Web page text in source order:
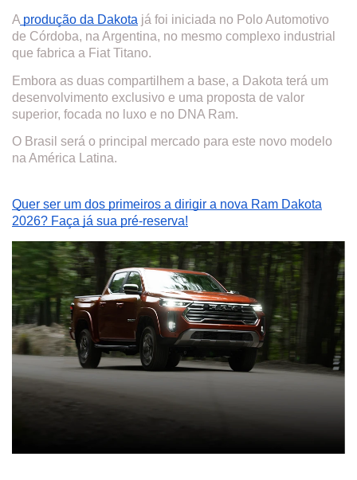
A produção da Dakota já foi iniciada no Polo Automotivo
de Córdoba, na Argentina, no mesmo complexo industrial
que fabrica a Fiat Titano.
Embora as duas compartilhem a base, a Dakota terá um
desenvolvimento exclusivo e uma proposta de valor
superior, focada no luxo e no DNA Ram.
O Brasil será o principal mercado para este novo modelo
na América Latina.
Quer ser um dos primeiros a dirigir a nova Ram Dakota
2026? Faça já sua pré-reserva!